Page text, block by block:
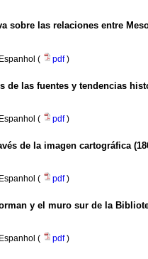
sobre las relaciones entre
Espanhol ( pdf)
de las fuentes y tendencias
Espanhol ( pdf)
de la imagen cartográfica
Espanhol ( pdf)
y el muro sur de la
Espanhol ( pdf)